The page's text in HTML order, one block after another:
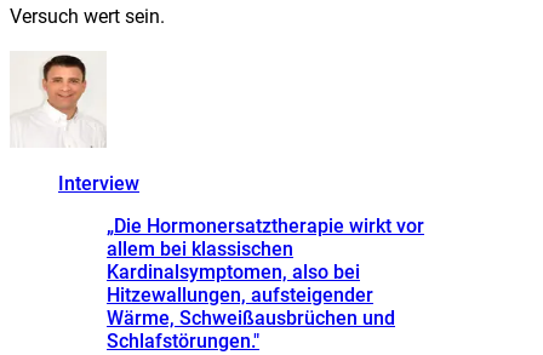
Versuch wert sein.
Interview
„Die Hormonersatztherapie wirkt vor
allem bei klassischen
Kardinalsymptomen, also bei
Hitzewallungen, aufsteigender
Wärme, Schweißausbrüchen und
Schlafstörungen."